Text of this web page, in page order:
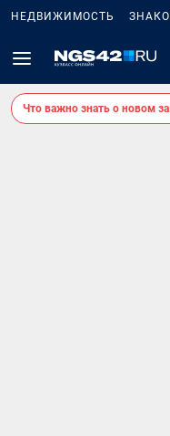
НЕДВИЖИМОСТЬ
Что важно знать о новом